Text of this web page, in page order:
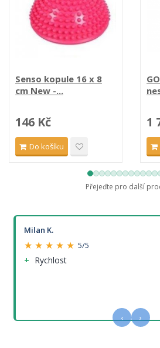
Senso kopule 16 x 8
cm New -...
146 Kč
Do košíku
1
Přejeďte pro další
Milan K.
★ ★ ★ ★ ★ 5/5
Rychlost
‹ ›